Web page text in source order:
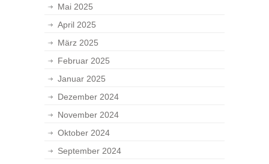
Mai 2025
April 2025
März 2025
Februar 2025
Januar 2025
Dezember 2024
November 2024
Oktober 2024
September 2024